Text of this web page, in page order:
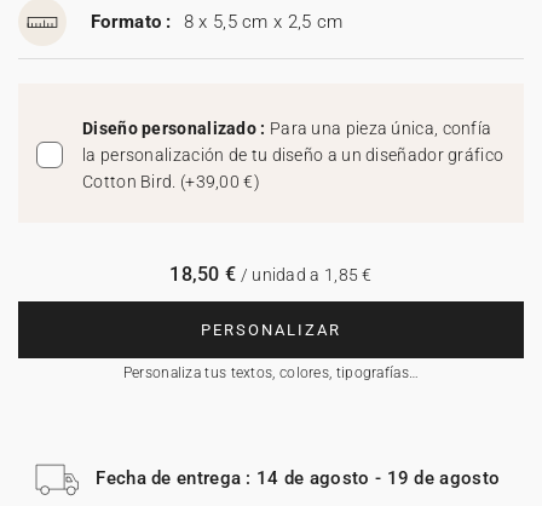
Formato : 8 x 5,5 cm x 2,5 cm
Diseño personalizado : Para una pieza única, confía
la personalización de tu diseño a un diseñador gráfico
Cotton Bird. (+39,00 €)
PERSONALIZAR
Personaliza tus textos, colores, tipografías…
18,50 € / unidad a 1,85 €
Fecha de entrega : 14 de agosto - 19 de agosto